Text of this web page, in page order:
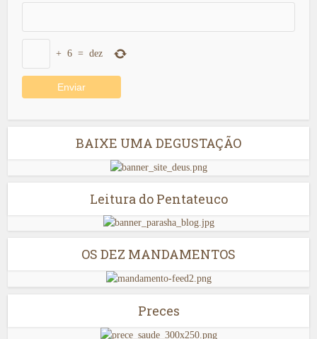
+ 6 = dez
BAIXE UMA DEGUSTAÇÃO
Leitura do Pentateuco
OS DEZ MANDAMENTOS
Preces